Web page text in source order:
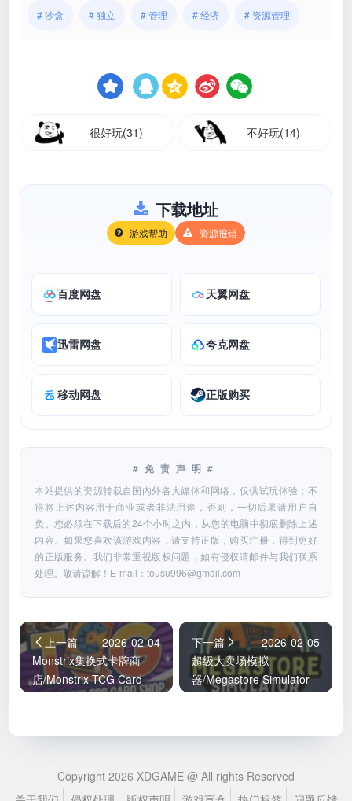
# 沙盒 # 独立 # 管理 # 经济 # 资源管理
很好玩(31) 不好玩(14)
下载地址
游戏帮助 资源报错
百度网盘 天翼网盘
迅雷网盘 夸克网盘
移动网盘 正版购买
#免责声明#
本站提供的资源转载自国内外各大媒体和网络，仅供试玩体验；不
得将上述内容用于商业或者非法用途，否则，一切后果请用户自
负。您必须在下载后的24个小时之内，从您的电脑中彻底删除上述
内容。如果您喜欢该游戏内容，请支持正版，购买注册，得到更好
的正版服务。我们非常重视版权问题，如有侵权请邮件与我们联系
处理。敬请谅解！E-mail：tousu996@gmail.com
上一篇
2026-02-04
Monstrix集换式卡牌商
店/Monstrix TCG Card
Shop
下一篇
2026-02-05
超级大卖场模拟
器/Megastore Simulator
Copyright 2026 XDGAME @ All rights Reserved